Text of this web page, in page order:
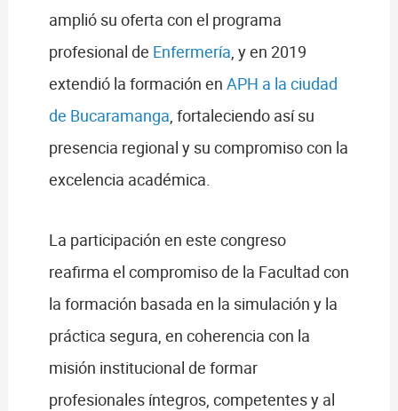
amplió su oferta con el programa
profesional de Enfermería, y en 2019
extendió la formación en APH a la ciudad
de Bucaramanga, fortaleciendo así su
presencia regional y su compromiso con la
excelencia académica.
La participación en este congreso
reafirma el compromiso de la Facultad con
la formación basada en la simulación y la
práctica segura, en coherencia con la
misión institucional de formar
profesionales íntegros, competentes y al